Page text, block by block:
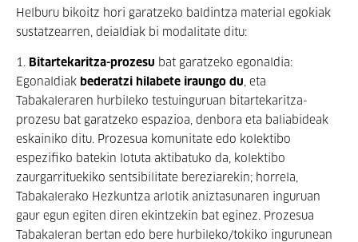
Helburu bikoitz hori garatzeko baldintza material egokiak
sustatzearren, deialdiak bi modalitate ditu:
1. Bitartekaritza-prozesu bat garatzeko egonaldia:
Egonaldiak bederatzi hilabete iraungo du, eta
Tabakaleraren hurbileko testuinguruan bitartekaritza-
prozesu bat garatzeko espazioa, denbora eta baliabideak
eskainiko ditu. Prozesua komunitate edo kolektibo
espezifiko batekin lotuta aktibatuko da, kolektibo
zaurgarrituekiko sentsibilitate bereziarekin; horrela,
Tabakalerako Hezkuntza arlotik aniztasunaren inguruan
gaur egun egiten diren ekintzekin bat eginez. Prozesua
Tabakaleran bertan edo bere hurbileko/tokiko ingurunean